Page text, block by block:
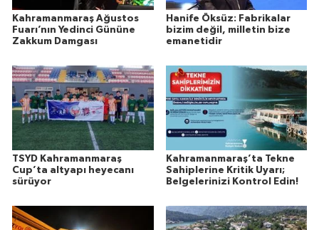
Kahramanmaraş Ağustos
Fuarı’nın Yedinci Gününe
Zakkum Damgası
Hanife Öksüz: Fabrikalar
bizim değil, milletin bize
emanetidir
TSYD Kahramanmaraş
Cup’ta altyapı heyecanı
sürüyor
Kahramanmaraş’ta Tekne
Sahiplerine Kritik Uyarı;
Belgelerinizi Kontrol Edin!